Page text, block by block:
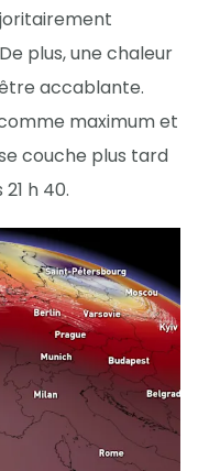
plus, une chaleur
accablante.
maximum et
couche plus tard
h 40.